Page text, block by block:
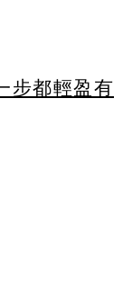
步都輕盈有